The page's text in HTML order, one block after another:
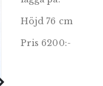
Höjd 76 cm
Pris 6200:-